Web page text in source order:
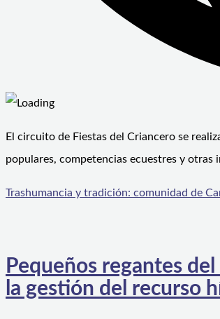
El circuito de Fiestas del Criancero se
populares, competencias ecuestres y otras
Trashumancia y tradición: comunidad de
Pequeños regantes
la gestión del recurso